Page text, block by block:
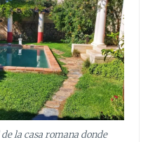
la casa romana donde